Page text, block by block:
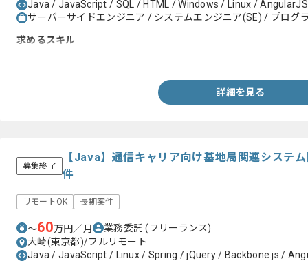
Java / JavaScript / SQL / HTML / Windows / Linux /
サーバーサイドエンジニア / システムエンジニア(SE) / プログ
求めるスキル
詳細を見る
募集終了
【Java】通信キャリア向け基地局関連システ
件
リモートOK 長期案件
〜60万円／月 業務委託(フリーランス)
大崎(東京都)/フルリモート
Java / JavaScript / Linux / Spring / jQuery / Backbone.js /